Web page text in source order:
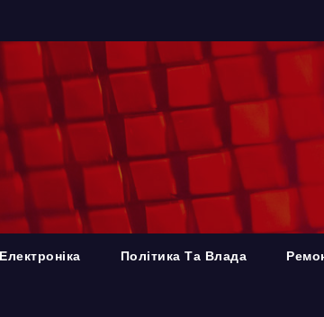
Електроніка Політика Та Влада